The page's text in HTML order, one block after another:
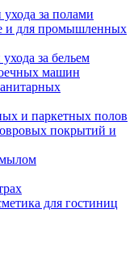
за полами
и для промышленных
за бельем
машин
и паркетных полов
покрытий и
для гостиниц